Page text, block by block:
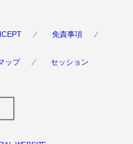
免責事項
ップ セッション